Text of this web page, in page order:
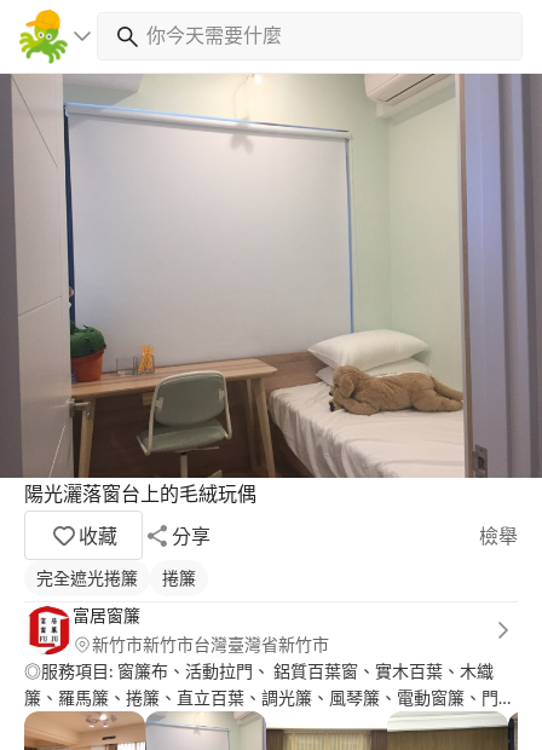
陽光灑落窗台上的毛絨玩偶
收藏
分享 檢舉
完全遮光捲簾
捲簾
富居窗簾
新竹市新竹市台灣臺灣省新竹市
◎服務項目: 窗簾布、活動拉門、 鋁質百葉窗、實木百葉、木織
簾、羅馬簾、捲簾、直立百葉、調光簾、風琴簾、電動窗簾、門
簾、桌巾、線簾、壁紙、塑膠地板、實木地磚 免費到府丈量、估